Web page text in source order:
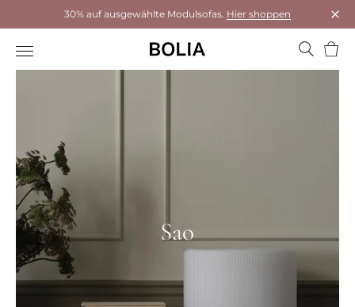
30% auf ausgewählte Modulsofas. Hier shoppen
Sao